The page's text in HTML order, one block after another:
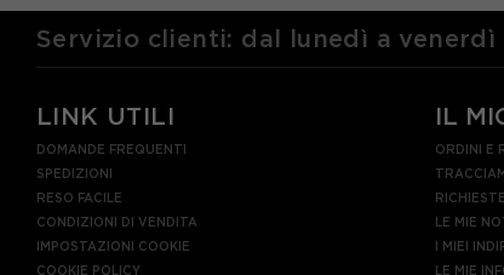
Servizio clienti: dal lunedì a venerdì
LINK UTILI
DOMANDE FREQUENTI
SPEDIZIONI
RESO FACILE
CONDIZIONI DI VENDITA
IMPOSTAZIONI COOKIE
COOKIE POLICY
IL
ORDINI E
LE MIE
I MIEI
LE MIE